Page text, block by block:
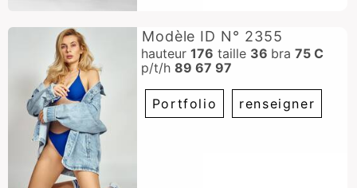
Modèle ID N° 2355
hauteur 176 taille 36 bra 75 C
p/t/h 89 67 97
Portfolio renseigner